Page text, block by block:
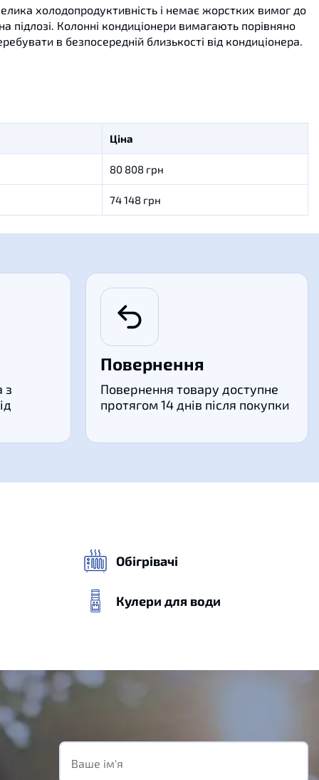
холодопродуктивність і немає жорстких вимог до
підлозі. Колонні кондиціонери вимагають порівняно
в безпосередній близькості від кондиціонера.
Ціна
80 808 грн
74 148 грн
з
Повернення
Повернення товару доступне
протягом 14 днів після покупки
Обігрівачі
Кулери для води